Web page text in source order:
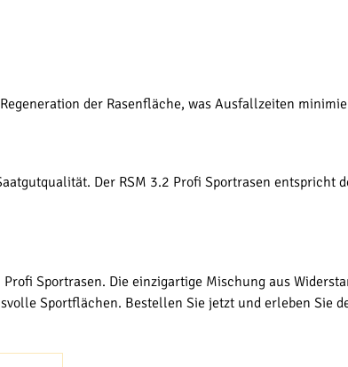
der Rasenfläche, was Ausfallzeiten
Der RSM 3.2 Profi Sportrasen entspricht
Sportrasen. Die einzigartige Mischung aus
Sportflächen. Bestellen Sie jetzt und erleben Sie